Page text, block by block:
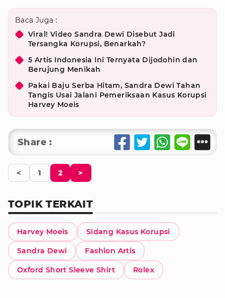
Baca Juga :
Viral! Video Sandra Dewi Disebut Jadi
Tersangka Korupsi, Benarkah?
5 Artis Indonesia Ini Ternyata Dijodohin dan
Berujung Menikah
Pakai Baju Serba Hitam, Sandra Dewi Tahan
Tangis Usai Jalani Pemeriksaan Kasus Korupsi
Harvey Moeis
Share :
< 1 2 >
TOPIK TERKAIT
Harvey Moeis Sidang Kasus Korupsi
Sandra Dewi Fashion Artis
Oxford Short Sleeve Shirt Rolex